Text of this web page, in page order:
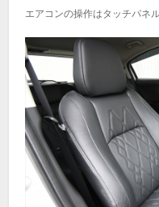
エアコンの操作はタッチパネ